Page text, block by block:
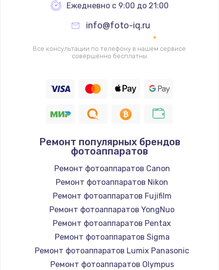
Замена термопредохранителя
700 руб.
Заказать
2500 руб.
1400 руб.
Заказать
Замена / ремонт электронного модуля
управления
Заказать
Замена конфорки
Ежедневно с 9:00 до 21:00
info@foto-iq.ru
Все консультации по телефону в нашем сервисе
совершенно бесплатны
Ремонт популярных брендов
фотоаппаратов
Ремонт фотоаппаратов Canon
Ремонт фотоаппаратов Nikon
Ремонт фотоаппаратов Fujifilm
Ремонт фотоаппаратов YongNuo
Ремонт фотоаппаратов Pentax
Ремонт фотоаппаратов Sigma
Ремонт фотоаппаратов Lumix Panasonic
Ремонт фотоаппаратов Olympus